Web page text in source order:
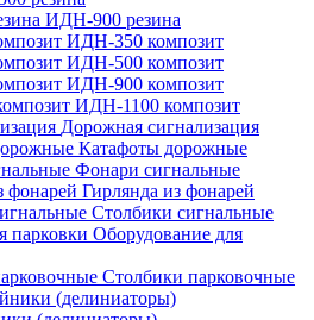
ИДН-900 резина
ИДН-350 композит
ИДН-500 композит
ИДН-900 композит
ИДН-1100 композит
Дорожная сигнализация
Катафоты дорожные
Фонари сигнальные
Гирлянда из фонарей
Столбики сигнальные
Оборудование для
Столбики парковочные